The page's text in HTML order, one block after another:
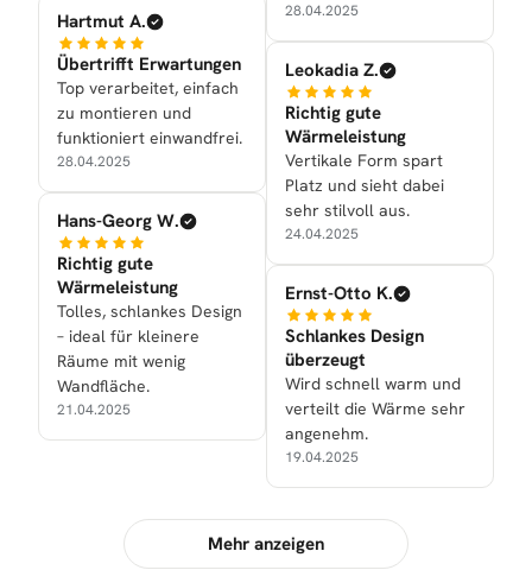
Hartmut A.
Übertrifft Erwartungen
Top verarbeitet, einfach
zu montieren und
funktioniert einwandfrei.
28.04.2025
Hans-Georg W.
Richtig gute
Wärmeleistung
Tolles, schlankes Design
– ideal für kleinere
Räume mit wenig
Wandfläche.
21.04.2025
28.04.2025
Leokadia Z.
Richtig gute
Wärmeleistung
Vertikale Form spart
Platz und sieht dabei
sehr stilvoll aus.
24.04.2025
Ernst-Otto K.
Schlankes Design
überzeugt
Wird schnell warm und
verteilt die Wärme sehr
angenehm.
19.04.2025
Mehr anzeigen